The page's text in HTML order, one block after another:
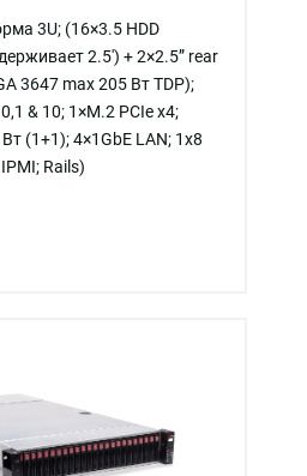
3U; (16×3.5 HDD
2.5') + 2×2.5” rear
3647 max 205 Вт TDP);
& 10; 1×M.2 PCIe x4;
(1+1); 4×1GbE LAN; 1х8
Rails)